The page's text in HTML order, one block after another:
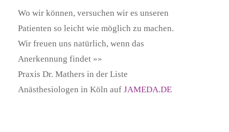
Wo wir können, versuchen wir es unseren
Patienten so leicht wie möglich zu machen.
Wir freuen uns natürlich, wenn das
Anerkennung findet »»
Praxis Dr. Mathers in der Liste
Anästhesiologen in Köln auf JAMEDA.DE